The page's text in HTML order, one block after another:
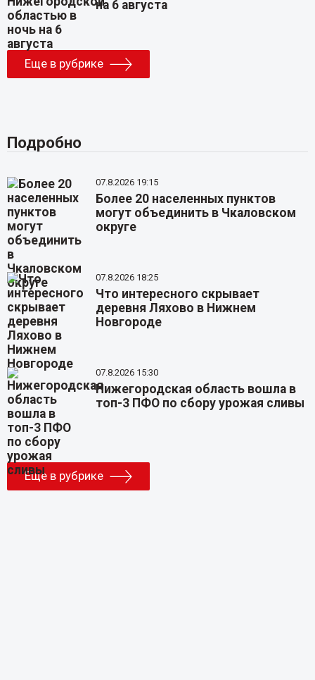
на 6 августа
Еще в рубрике
Подробно
07.8.2026 19:15
Более 20 населенных пунктов
могут объединить в Чкаловском
округе
07.8.2026 18:25
Что интересного скрывает
деревня Ляхово в Нижнем
Новгороде
07.8.2026 15:30
Нижегородская область вошла в
топ-3 ПФО по сбору урожая сливы
Еще в рубрике